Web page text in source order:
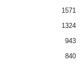
1571
1324
943
840